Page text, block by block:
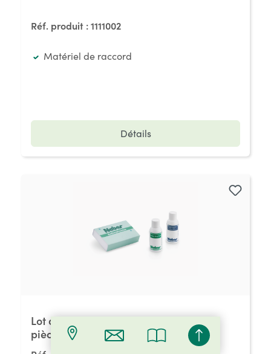
Réf. produit :1111002
Matériel de raccord
Détails
Lot d’entretien Cin-Nagranit, lot de 3
pièces